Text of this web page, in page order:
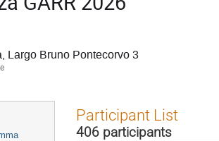
Largo Bruno Pontecorvo 3
Participant List
406 participants